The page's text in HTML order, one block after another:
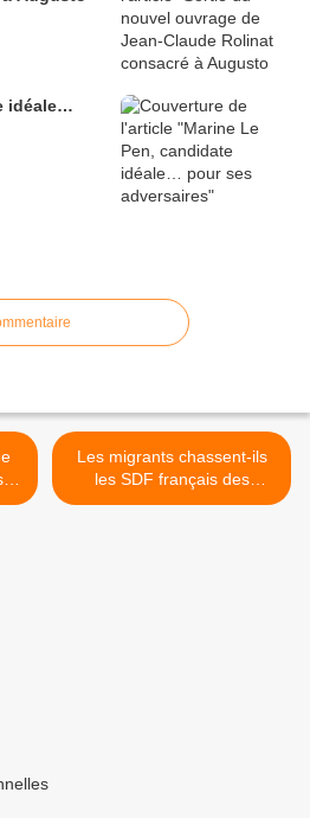
idéale…
Les migrants chassent-ils
les SDF français des
centres d'hébergement ?